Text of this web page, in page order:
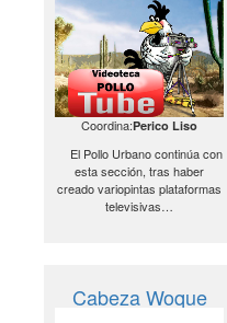
Coordina:Perico Liso
El Pollo Urbano continúa con
esta sección, tras haber
creado variopintas plataformas
televisivas…
Cabeza Woque